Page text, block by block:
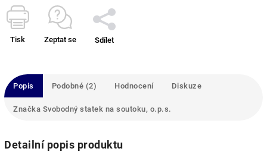
Tisk Zeptat se Sdílet
Popis Podobné (2) Hodnocení Diskuze
Značka Svobodný statek na soutoku, o.p.s.
Detailní popis produktu